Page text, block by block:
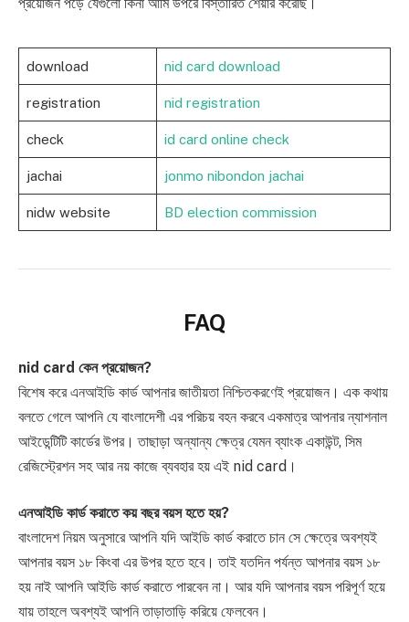
download nid card download
registration nid registration
check id card online check
jachai jonmo nibondon jachai
nidw website BD election commission
FAQ
nid card কেন প্রয়োজন?
বিশেষ করে এনআইডি কার্ড আপনার জাতীয়তা নিশ্চিতকরণেই প্রয়োজন। এক কথায়
বলতে গেলে আপনি যে বাংলাদেশী এর পরিচয় বহন করবে একমাত্র আপনার ন্যাশনাল
আইডেন্টিটি কার্ডের উপর। তাছাড়া অন্যান্য ক্ষেত্র যেমন ব্যাংক একাউন্ট, সিম
রেজিস্ট্রেশন সহ আর নয় কাজে ব্যবহার হয় এই nid card।
এনআইডি কার্ড করাতে কয় বছর বয়স হতে হয়?
বাংলাদেশ নিয়ম অনুসারে আপনি যদি আইডি কার্ড করাতে চান সে ক্ষেত্রে অবশ্যই
আপনার বয়স ১৮ কিংবা এর উপর হতে হবে। তাই যতদিন পর্যন্ত আপনার বয়স ১৮
হয় নাই আপনি আইডি কার্ড করাতে পারবেন না। আর যদি আপনার বয়স পরিপূর্ণ হয়ে
যায় তাহলে অবশ্যই আপনি তাড়াতাড়ি করিয়ে ফেলবেন।